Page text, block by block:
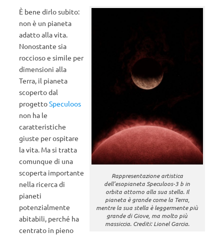
Rappresentazione artistica
dell’esopianeta Speculoos-3 b in
orbita attorno alla sua stella. Il
pianeta è grande come la Terra,
mentre la sua stella è leggermente più
grande di Giove, ma molto più
massiccia. Crediti: Lionel Garcia.
È bene dirlo subito:
non è un pianeta
adatto alla vita.
Nonostante sia
roccioso e simile per
dimensioni alla
Terra, il pianeta
scoperto dal
progettoSpeculoos
non ha le
caratteristiche
giuste per ospitare
la vita. Ma si tratta
comunque di una
scoperta importante
nella ricerca di
pianeti
potenzialmente
abitabili, perché ha
centrato in pieno